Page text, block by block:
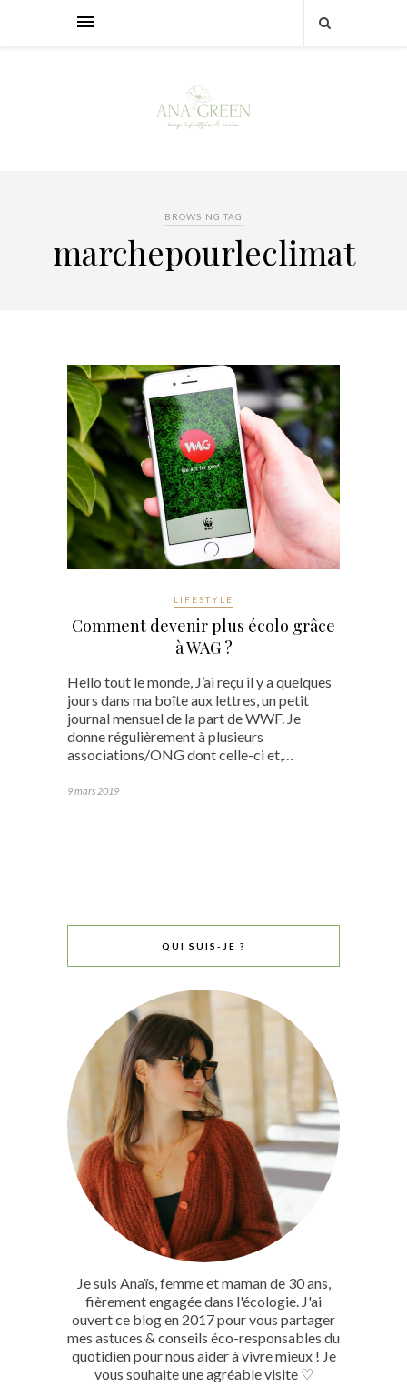
BROWSING TAG
marchepourleclimat
LIFESTYLE
Comment devenir plus écolo grâce
à WAG ?
Hello tout le monde, J’ai reçu il y a quelques
jours dans ma boîte aux lettres, un petit
journal mensuel de la part de WWF. Je
donne régulièrement à plusieurs
associations/ONG dont celle-ci et,…
9 mars 2019
QUI SUIS-JE ?
Je suis Anaïs, femme et maman de 30 ans,
fièrement engagée dans l'écologie. J'ai
ouvert ce blog en 2017 pour vous partager
mes astuces & conseils éco-responsables du
quotidien pour nous aider à vivre mieux ! Je
vous souhaite une agréable visite ♡